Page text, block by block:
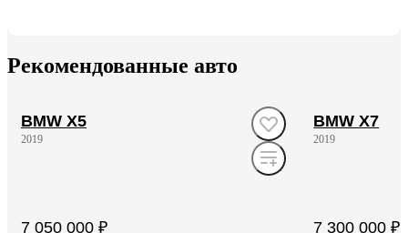
Рекомендованные авто
BMW X5
2019
7 050 000 ₽
BMW X7
2019
7 300 000 ₽